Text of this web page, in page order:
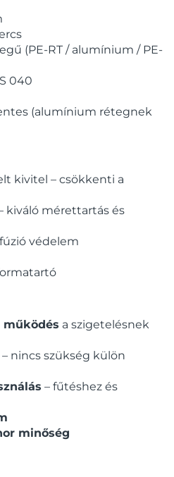
(PE-RT / alumínium / PE-
040
(alumínium rétegnek
kivitel – csökkenti a
kiváló mérettartás és
védelem
működés a szigetelésnek
– nincs szükség külön
– fűtéshez és
minőség